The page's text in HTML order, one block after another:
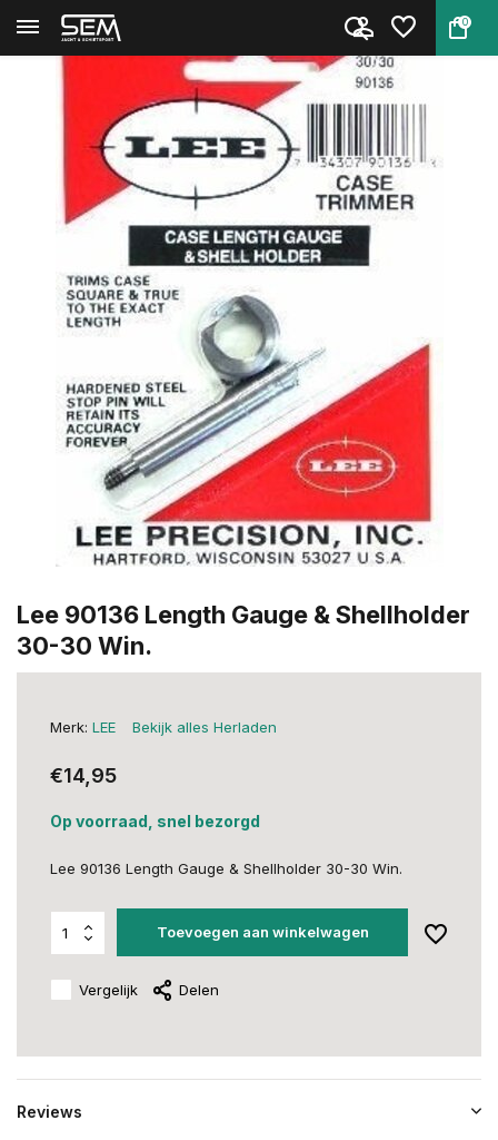
0
Terug Home Lee 90136 Length Gauge & Shell...
Lee 90136 Length Gauge & Shellholder
30-30 Win.
Merk: LEE Bekijk alles Herladen
€14,95
Op voorraad, snel bezorgd
Lee 90136 Length Gauge & Shellholder 30-30 Win.
Toevoegen aan winkelwagen
Vergelijk Delen
Reviews